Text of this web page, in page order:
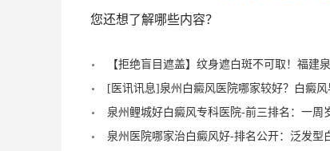
您还想了解哪些内容？